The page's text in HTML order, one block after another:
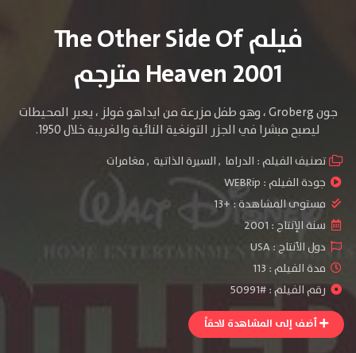
فيلم The Other Side Of
Heaven 2001 مترجم
جون Groberg ، وهو طفل مزرعة من ايداهو فولز ، يعبر المحيطات
ليصبح مبشرا في الجزر التونغية النائية والغريبة خلال 1950.
تصنيف الفيلم : الدراما ,السيرة الذاتية ,مغامرات
جودة الفيلم : WEBRip
مستوى المشاهدة : +13
سنة الإنتاج : 2001
دول الأنتاج :USA
مدة الفيلم : 113
رقم الفيلم : #50991
أضف إلى المشاهدة لاحقاً